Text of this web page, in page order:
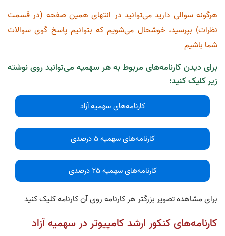
هرگونه سوالی دارید می‌توانید در انتهای همین صفحه (در قسمت
نظرات) بپرسید، خوشحال می‌شویم که بتوانیم پاسخ گوی سوالات
شما باشیم
برای دیدن کارنامه‌های مربوط به هر سهمیه می‌توانید روی نوشته
زیر کلیک کنید:
کارنامه‌های سهمیه آزاد
کارنامه‌های سهمیه 5 درصدی
کارنامه‌های سهمیه 25 درصدی
برای مشاهده تصویر بزرگتر هر کارنامه روی آن کارنامه کلیک کنید
کارنامه‌های کنکور ارشد کامپیوتر در سهمیه آزاد